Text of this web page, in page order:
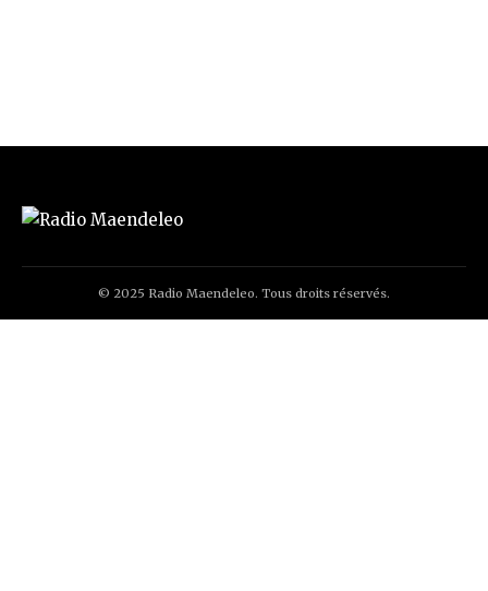
© 2025 Radio Maendeleo. Tous droits réservés.